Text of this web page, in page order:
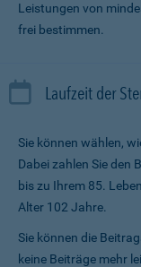
Leistungen von
frei bestimmen.
Laufzeit der
Sie können wählen,
Dabei zahlen Sie den
bis zu Ihrem 85.
Alter 102 Jahre.
Sie können die
keine Beiträge mehr